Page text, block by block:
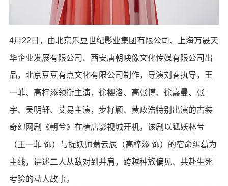
4月22日，由北京乐豆世纪影业集团有限公司、上海万晟天
华企业发展有限公司、西安唐朝映像文化传媒有限公司出
品，北京豆豆有点文化有限公司制作，导演刘春执导，王
一菲、高梓添领衔主演，徐樱洛、高张博、徐嘉曼、张
宇、吴明轩、艾易主演，步籽颖、黄政浩特别出演的古装
奇幻网剧《朝兮》在横店影视城开机。该剧以狐妖林兮
（王一菲 饰）与捉妖师萧云辰（高梓添 饰）的宿命纠葛为
主线，讲述二人从敌对到并肩，跨越种族偏见、共赴生死
考验的动人故事。